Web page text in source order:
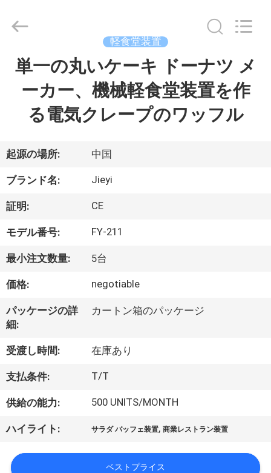
家
ダ
ク
ト
ビ
オ
に
つ
い
て
Guangzhou
limited.
Rights
軽食堂装置
単一の丸いケーキ ドーナツ メ
ーカー、機械軽食堂装置を作
る電気クレープのワッフル
起源の場所: 中国
ブランド名: Jieyi
証明: CE
モデル番号: FY-211
最小注文数量: 5台
価格: negotiable
パッケージの詳
細:
カートン箱のパッケージ
受渡し時間: 在庫あり
支払条件: T/T
供給の能力: 500 UNITS/MONTH
ハイライト: サラダ バッフェ装置,商業レストラン装置
ベストプライス